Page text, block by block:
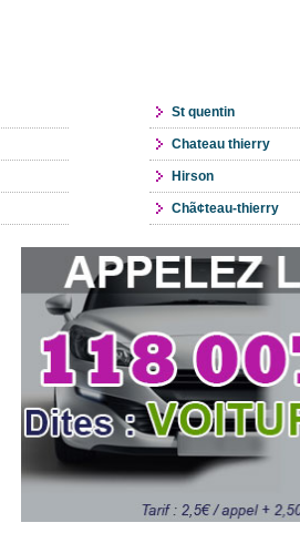
St quentin
Chateau thierry
Hirson
Chã¢teau-thierry